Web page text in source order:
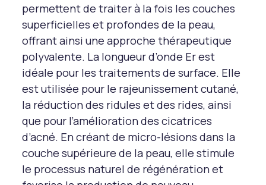
permettent de traiter à la fois les couches
superficielles et profondes de la peau,
offrant ainsi une approche thérapeutique
polyvalente. La longueur d’onde Er est
idéale pour les traitements de surface. Elle
est utilisée pour le rajeunissement cutané,
la réduction des ridules et des rides, ainsi
que pour l’amélioration des cicatrices
d’acné. En créant de micro-lésions dans la
couche supérieure de la peau, elle stimule
le processus naturel de régénération et